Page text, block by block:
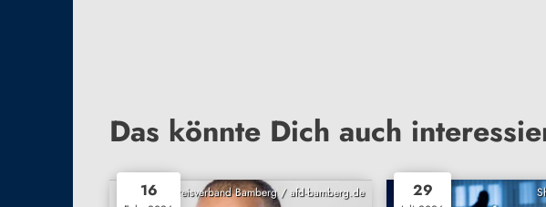
Das könnte Dich auch
AfD Kreisverband Bamberg / afd-bamberg.de
16 29